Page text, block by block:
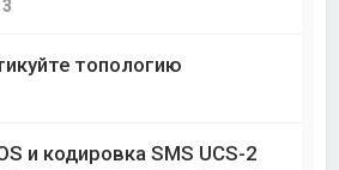
3
топологию
и кодировка SMS UCS-2